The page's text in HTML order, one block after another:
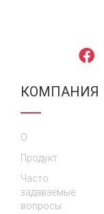
Ф
е
с
КОМПАНИЯ
О
Продукт
Часто
задаваемые
вопросы